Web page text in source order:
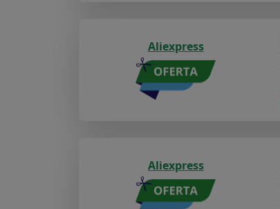
Aliexpress
Aliexpress